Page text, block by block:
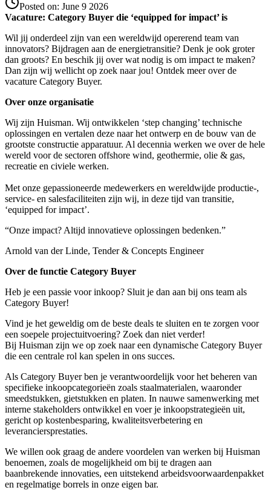
Posted on: June 9 2026
Vacature: Category Buyer die ‘equipped for impact’ is
Wil jij onderdeel zijn van een wereldwijd opererend team van
innovators? Bijdragen aan de energietransitie? Denk je ook groter
dan groots? En beschik jij over wat nodig is om impact te maken?
Dan zijn wij wellicht op zoek naar jou! Ontdek meer over de
vacature Category Buyer.
Over onze organisatie
Wij zijn Huisman. Wij ontwikkelen ‘step changing’ technische
oplossingen en vertalen deze naar het ontwerp en de bouw van de
grootste constructie apparatuur. Al decennia werken we over de hele
wereld voor de sectoren offshore wind, geothermie, olie & gas,
recreatie en civiele werken.
Met onze gepassioneerde medewerkers en wereldwijde productie-,
service- en salesfaciliteiten zijn wij, in deze tijd van transitie,
‘equipped for impact’.
“Onze impact? Altijd innovatieve oplossingen bedenken.”
Arnold van der Linde, Tender & Concepts Engineer
Over de functie Category Buyer
Heb je een passie voor inkoop? Sluit je dan aan bij ons team als
Category Buyer!
Vind je het geweldig om de beste deals te sluiten en te zorgen voor
een soepele projectuitvoering? Zoek dan niet verder!
Bij Huisman zijn we op zoek naar een dynamische Category Buyer
die een centrale rol kan spelen in ons succes.
Als Category Buyer ben je verantwoordelijk voor het beheren van
specifieke inkoopcategorieën zoals staalmaterialen, waaronder
smeedstukken, gietstukken en platen. In nauwe samenwerking met
interne stakeholders ontwikkel en voer je inkoopstrategieën uit,
gericht op kostenbesparing, kwaliteitsverbetering en
leveranciersprestaties.
We willen ook graag de andere voordelen van werken bij Huisman
benoemen, zoals de mogelijkheid om bij te dragen aan
baanbrekende innovaties, een uitstekend arbeidsvoorwaardenpakket
en regelmatige borrels in onze eigen bar.